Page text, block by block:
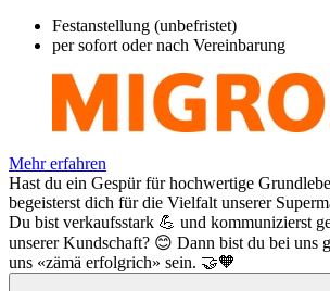
Festanstellung (unbefristet)
per sofort oder nach Vereinbarung
Mehr erfahren
Hast du ein Gespür für hochwertige
begeisterst dich für die Vielfalt unserer
Du bist verkaufsstark 💪 und kommunizierst
unserer Kundschaft? 😊 Dann bist du bei uns
uns «zämä erfolgrich» sein. 🤝🧡